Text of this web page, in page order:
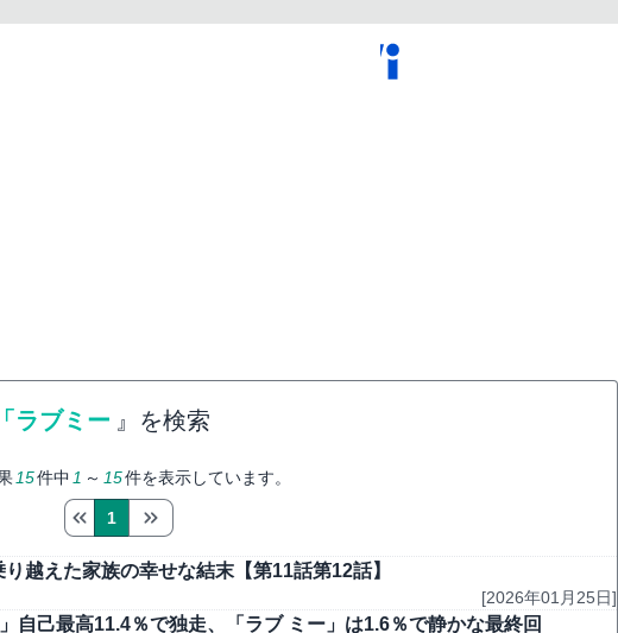
「ラブミー 』を検索
15件中 1 ～ 15件を表示しています。
1
越えた家族の幸せな結末【第11話第12話】
[2026年01月25日]
自己最高11.4％で独走、「ラブ ミー」は1.6％で静かな最終回